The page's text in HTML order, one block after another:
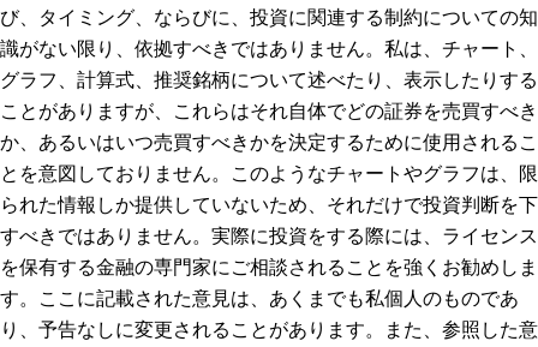
び、タイミング、ならびに、投資に関連する制約についての知
識がない限り、依拠すべきではありません。私は、チャート、
グラフ、計算式、推奨銘柄について述べたり、表示したりする
ことがありますが、これらはそれ自体でどの証券を売買すべき
か、あるいはいつ売買すべきかを決定するために使用されるこ
とを意図しておりません。このようなチャートやグラフは、限
られた情報しか提供していないため、それだけで投資判断を下
すべきではありません。実際に投資をする際には、ライセンス
を保有する金融の専門家にご相談されることを強くお勧めしま
す。ここに記載された意見は、あくまでも私個人のものであ
り、予告なしに変更されることがあります。また、参照した意